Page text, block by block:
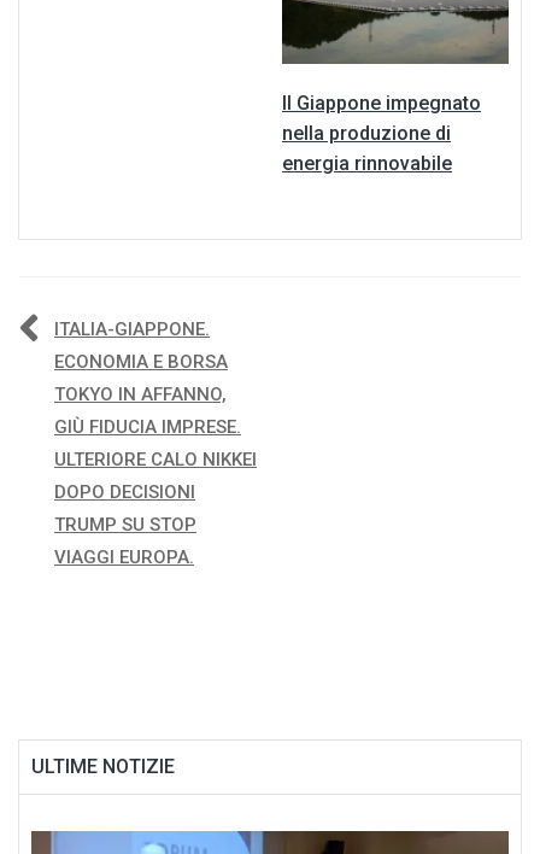
Il Giappone impegnato
nella produzione di
energia rinnovabile
Navigazione
articoli
ITALIA-GIAPPONE.
ECONOMIA E BORSA
TOKYO IN AFFANNO,
GIÙ FIDUCIA IMPRESE.
ULTERIORE CALO NIKKEI
DOPO DECISIONI
TRUMP SU STOP
VIAGGI EUROPA.
ULTIME NOTIZIE